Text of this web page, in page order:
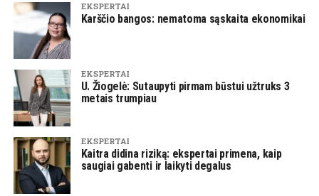
EKSPERTAI
Karščio bangos: nematoma sąskaita ekonomikai
EKSPERTAI
U. Žiogelė: Sutaupyti pirmam būstui užtruks 3
metais trumpiau
EKSPERTAI
Kaitra didina riziką: ekspertai primena, kaip
saugiai gabenti ir laikyti degalus